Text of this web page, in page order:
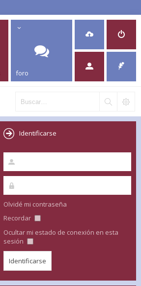
foro
Identificarse
Olvidé mi contraseña
Recordar
Ocultar mi estado de conexión en esta
sesión